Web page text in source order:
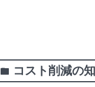
folder コスト削減の